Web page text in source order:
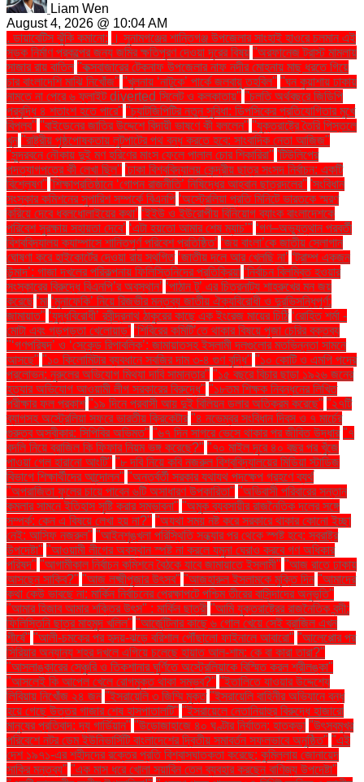
Liam Wen
August 4, 2026 @ 10:04 AM
. ডায়াবেটিস ঝুঁকি কমানো:
। সুনামগঞ্জের শান্তিগঞ্জ উপজেলার সাংহাই হাওরে চলমান এই
সড়ক নির্মাণ প্রকল্পের জন্য জমির ক্ষতিপূরণ দেওয়া দূরের বিষয় ''অরফানেজ ট্রাস্ট মামলায়
সাজার রায় বাতিল ''কক্সবাজারের টেকনাফ উপজেলার নাফ নদীর মোহনায় মাছ ধরতে গিয়ে
চার বাংলাদেশি মাঝি নিখোঁজ'' ''খুলনায় ‘নাটুকে’ পার্কে জলবায়ু তহবিল'' ''ঘন কুয়াশায় ঢাকায়
নামতে না পেরে ৬ ফ্লাইট diverted সিলেট ও কলকাতায়'' ''চলতি অর্থবছরে জিডিপি
প্রবৃদ্ধি ৪ শতাংশ হতে পারে'' ''চ্যাটজিপিটির নতুন সুবিধা: ডিপসিকের প্রতিযোগিতার মুখে
বিপ্লব'' ''বাইডেনের জাতির উদ্দেশে বিদায়ী ভাষণে কী বললেন'' ''যুক্তরাষ্ট্রে তৈরি পিস্তলে
খুন ''রাষ্ট্রীয় পৃষ্ঠপোষকতায় লুটপাটের পথ বন্ধ করতে হবে: সাংবাদিক নেতা আজিজ"
''সুন্দরবনে নৌকায় দুই মণ হরিণের মাংস ফেলে পালাল চোর শিকারিরা'' 'টিউলিপের
পদত্যাগপত্রে কী লেখা ছিল'' 'ঢাকা বিশ্ববিদ্যালয় কেন্দ্রীয় ছাত্র সংসদ নির্বাচন: একটি
বিশ্লেষণ'' 'শিক্ষাপ্রতিষ্ঠানে ‘গোপন রাজনীতি’ নিষিদ্ধের আহ্বান ছাত্রদলের'' 'সংবিধান
সংস্কার কমিশনের সুপারিশ সম্পর্কে বিএনপি ‘অস্ট্রেলিয়া প্রতি মিনিটে ভারতকে স্মরণ
করিয়ে দেবে ধবলধোলাইয়ের কথা’ ‘ইইউ ও ইউরোপীয় বিনিয়োগ ব্যাংক বাংলাদেশকে
পরিবেশ সুরক্ষায় সহায়তা দেবে’ ‘এটা হয়তো আমার শেষ ম্যাচ’" ‘গণ–অভ্যুত্থান পরবর্তী
বিশ্ববিদ্যালয় ক্যাম্পাসে শান্তিপূর্ণ পরিবেশ প্রতিষ্ঠিত’ ‘জয় বাংলা’কে জাতীয় স্লোগান
ঘোষণা করে হাইকোর্টের দেওয়া রায় স্থগিত ‘জাতীয় দলে আর খেলছি না’ ‘ট্রাম্প একজন
উন্মাদ’: গাজা দখলের পরিকল্পনায় ফিলিস্তিনিদের প্রতিক্রিয়া ‘নির্বাচন বিলম্বিত হওয়ার
সংস্কারের বিরুদ্ধে বিএনপি’র অবস্থান’ ‘পাঠান টু’ এর চিত্রনাট্য শাহরুখের মন জয়
করেছে ‘মা ‘মুনাফেকি’ নিয়ে রিজভীর মন্তব্য জাতীয় ঐক্যবিরোধী ও দুরভিসন্ধিপূর্ণ:
জামায়াত" ‘যুদ্ধবিরোধী’ রবীন্দ্রনাথ ঠাকুরের কাছে এক ইংরেজ মায়ের চিঠি ‘রোহিত শর্মা -
মোটা এবং গড়পড়তা খেলোয়াড়’ ‘শিবিরের কমিটি’তে থাকার বিষয়ে পূজা চেরির বক্তব্য
"‘গণপরিষদ’ ও ‘সেকেন্ড রিপাবলিক’: জামায়াতসহ ইসলামী দলগুলোর মতভিন্নতা সামনে
আসছে" "১০ কিলোমিটার ব্যবধানে সবজির দাম ৩-৪ গুণ বৃদ্ধি" "১০ কোটি ও এমপি পদের
প্রলোভন: নুরুলের অভিযোগ মিথ্যা দাবি সামান্তার" "১৫ বছরে বিচার ছাড়া ১৯২৬ জনের
হত্যার অভিযোগ আওয়ামী লীগ সরকারের বিরুদ্ধে" "১৮তম শিক্ষক নিবন্ধনের লিখিত
পরীক্ষার ফল প্রকাশ "১৯ দিনে প্রবাসী আয় দুই বিলিয়ন ডলার অতিক্রম করেছে" "২৭টি
ব্যাগসহ অস্ট্রেলিয়া সফরে ভারতীয় ক্রিকেটার "৪ নভেম্বর সংবিধান দিবস ও ৭ মার্চের
গুরুত্ব অস্বীকার: সিপিবির অভিমত" "৬৭ দিন সাগরে ভেসে থাকার পর জীবিত উদ্ধার "৭
বদলি নিয়ে ব্রাজিল কি ফিফার নিয়ম ভঙ্গ করেছে?" "৭০ মাইল দূরে ৪০ বছর পর খুঁজে
পাওয়া গেল হারানো আংটি" "৮ দবি নিয়ে কবি নজরুল বিশ্ববিদ্যালয়ের মিডিয়া স্টাডিজ
বিভাগে শিক্ষার্থীদের আন্দোলন" "অন্তর্বর্তী সরকার যথাযথ পদক্ষেপ গ্রহণে ব্যর্থ
"অপরাজিতা ফুলের চায়ে পাবেন ৬টি অসাধারণ উপকারিতা" "অভিবাসী পরিবারের সন্তান
কমলার সামনে ইতিহাস সৃষ্টি করার সম্ভাবনা" "অমুক ব্যবসায়ীর রাজনৈতিক দলের সঙ্গে
সম্পর্ক: কেন এ বিষয়ে লেখা হয় না?" "অযথা সময় নষ্ট করে সরকারে থাকার কোনো ইচ্ছা
নেই: আসিফ নজরুল" "আইনশৃঙ্খলা পরিস্থিতি সন্ধ্যার পর থেকে স্পষ্ট হবে: স্বরাষ্ট্র
উপদেষ্টা" "আওয়ামী লীগের অবস্থান স্পষ্ট না করলে যমুনা ঘেরাও করবে গণ অধিকার
পরিষদ" "আগামীকাল নির্বাচন কমিশনে বৈঠকে যাবে জামায়াতে ইসলামী" "আজ রাতে ঢাকায়
আসছেন সাকিব?" "আজ লক্ষ্মীপূজার উৎসব" "আজহারুল ইসলামকে মুক্তি দিন "আমাদের
কথা কেউ ভাবছে না: মার্কিন নির্বাচনের প্রেক্ষাপটে পশ্চিম তীরের বাসিন্দাদের অনুভূতি"
"আমার হিজাব আমার শক্তির উৎস" : মার্কিন ছাত্রী "আমি যুক্তরাষ্ট্রের রাজনৈতিক বন্দী:
ফিলিস্তিনি ছাত্র মাহমুদ খলিল" "আর্জেন্টিনার কাছে ৬ গোল খেয়ে সেই ব্রাজিল এখন
শীর্ষে" "আলী-চমকের পর হৃদয়-ঝড়ে বরিশাল পৌঁছালো ফাইনালে আবারো" "আলেপ্পোর পর
সিরিয়ার অন্যান্য শহর দখলে এগিয়ে চলেছে হায়াত আল-শাম: কে বা কারা তারা?"
"আসলাঙ্কারের সেঞ্চুরি ও তিকশানার ঘূর্ণিতে অস্ট্রেলিয়াকে বিস্মিত করল শ্রীলঙ্কা"
"আসলেই কি আপেল খেলে রোগমুক্ত থাকা সম্ভব?" "ইতালিতে যাওয়ার উদ্দেশ্যে
লিবিয়ায় নিখোঁজ ২৪ জন "ইসরায়েলি ৩ জিম্মি মুক্ত "ইসরায়েলি বাহিনীর অভিযানে বন্ধ
হয়ে গেছে উত্তর গাজার শেষ হাসপাতালটি" "ইসরায়েলে নেতানিয়াহুর বিরুদ্ধে হাজারো
মানুষের প্রতিবাদ: দ্য গার্ডিয়ান" "উড়োজাহাজে ৪০ ঘণ্টার নির্যাতন: হাতকড়া "উৎসবমুখর
পরিবেশে নটর ডেম ইউনিভার্সিটি বাংলাদেশের দ্বিতীয় সমাবর্তন সফলভাবে অনুষ্ঠিত" "এই
দেশ ১৯৭১-এর শহীদদের রক্তের প্রতি বিশ্বাসঘাতকতা করেছে: কুমিল্লায় জোনায়েদ
সাকির মন্তব্য" "এক মাস ধরে খোলা সয়াবিন তেল ব্যবহার করছেন বাণিজ্য উপদেষ্টা"